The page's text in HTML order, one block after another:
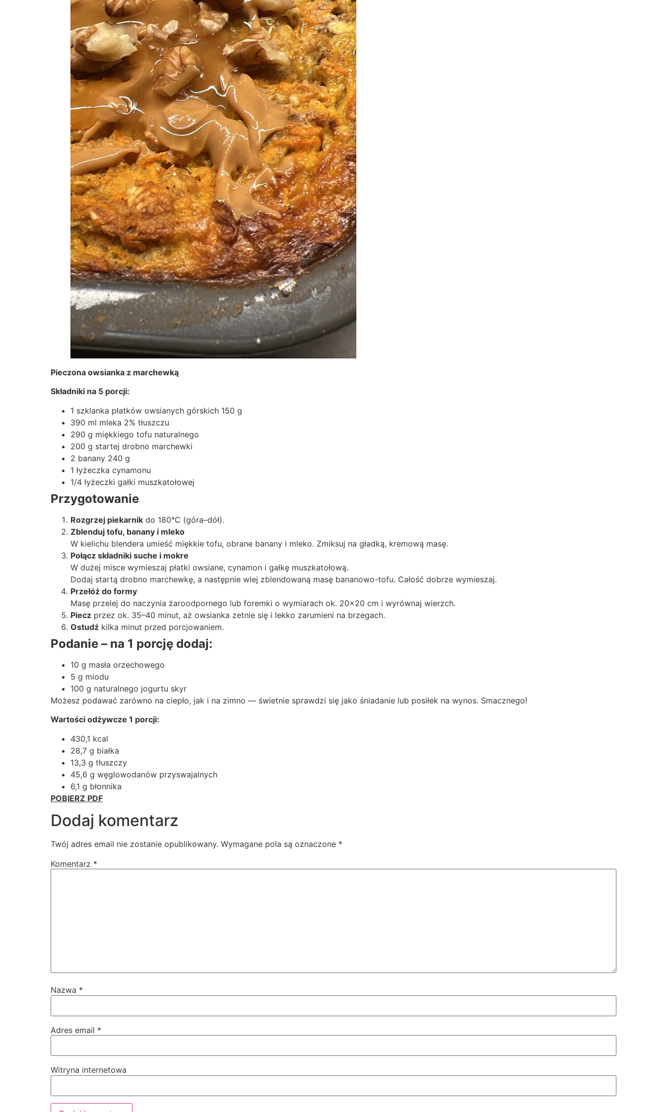
Pieczona owsianka z marchewką
Składniki na 5 porcji:
1 szklanka płatków owsianych górskich 150 g
390 ml mleka 2% tłuszczu
290 g miękkiego tofu naturalnego
200 g startej drobno marchewki
2 banany 240 g
1 łyżeczka cynamonu
1/4 łyżeczki gałki muszkatołowej
Przygotowanie
Rozgrzej piekarnik do 180°C (góra–dół).
Zblenduj tofu, banany i mleko
W kielichu blendera umieść miękkie tofu, obrane banany i mleko. Zmiksuj na gładką, kremową masę.
Połącz składniki suche i mokre
W dużej misce wymieszaj płatki owsiane, cynamon i gałkę muszkatołową.
Dodaj startą drobno marchewkę, a następnie wlej zblendowaną masę bananowo-tofu. Całość dobrze wymieszaj.
Przełóż do formy
Masę przelej do naczynia żaroodpornego lub foremki o wymiarach ok. 20×20 cm i wyrównaj wierzch.
Piecz przez ok. 35–40 minut, aż owsianka zetnie się i lekko zarumieni na brzegach.
Ostudź kilka minut przed porcjowaniem.
Podanie – na 1 porcję dodaj:
10 g masła orzechowego
5 g miodu
100 g naturalnego jogurtu skyr
Możesz podawać zarówno na ciepło, jak i na zimno — świetnie sprawdzi się jako śniadanie lub posiłek na wynos. Smacznego!
Wartości odżywcze 1 porcji:
430,1 kcal
28,7 g białka
13,3 g tłuszczy
45,6 g węglowodanów przyswajalnych
6,1 g błonnika
POBIERZ PDF
Dodaj komentarz
Twój adres email nie zostanie opublikowany. Wymagane pola są oznaczone *
Komentarz *
Nazwa *
Adres email *
Witryna internetowa